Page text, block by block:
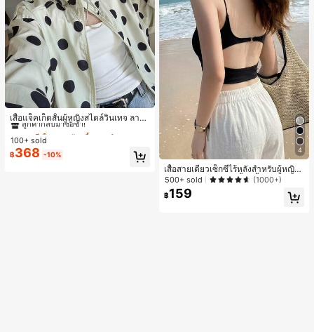
เสื้อแจ็คเก็ตสั้นผู้หญิงสไตล์วินเทจ ลายจุ
ดขนาดใหญ่ คอตั้ง เอวเข้ารูป แขนพอง
ทรงหลวม แฟชั่นอเนกประสงค์ สำหรับใ
ส่ประจำวันและไปเที่ยวพักผ่อน
#1 ขายดี
ใน กระเป๋า เสื้อคลุมลำลอง
ลูกค้ากลับมาซื้อซ้ำ!
#1 ขายดี ใน กระเป๋า เสื้อคลุมลำลอง
ลูกค้ากลับมาซื้อซ้ำ!
#1 ขายดี ใน กระเป๋า เสื้อคลุมลำลอง
ลูกค้ากลับมาซื้อซ้ำ!
#1 ขายดี ใน กระเป๋า เสื้อคลุมลำลอง
100+ sold
฿368 -10%
4
เสื้อสายเดี่ยวเซ็กซี่ไร้หลังสำหรับผู้หญิง
พร้อมบราแบบมีฟองน้ำ, เสื้อกล้ามแขน
กุด, เสื้อลำลองสีดำสำหรับฤดูร้อน
500+ sold (1000+)
฿159